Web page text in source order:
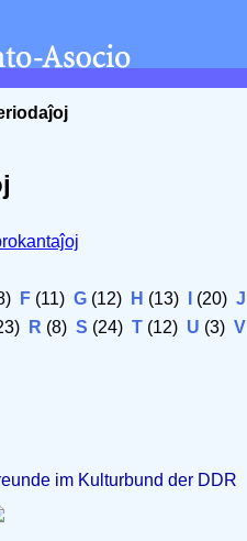
F (11) G (12) H (13) (20) J
R (8) S (24) T (12) U (3) V
im Kulturbund der DDR